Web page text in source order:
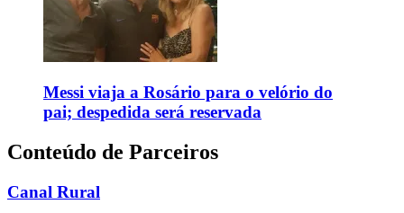
Messi viaja a Rosário para o velório do
pai; despedida será reservada
Conteúdo de Parceiros
Canal Rural